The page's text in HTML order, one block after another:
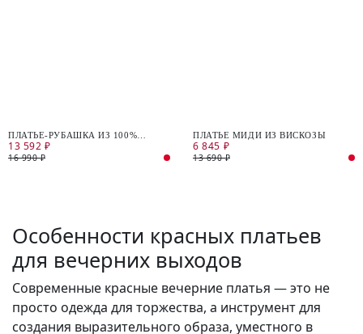
ПЛАТЬЕ-РУБАШКА ИЗ 100%
ХЛОПКА
13 592 ₽
16 990 ₽
ПЛАТЬЕ МИДИ ИЗ ВИСКОЗЫ
6 845 ₽
13 690 ₽
Особенности красных платьев
для вечерних выходов
Современные красные вечерние платья — это не
просто одежда для торжества, а инструмент для
создания выразительного образа, уместного в